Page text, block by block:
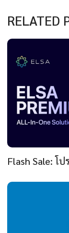
RELATED
Flash Sale: โป